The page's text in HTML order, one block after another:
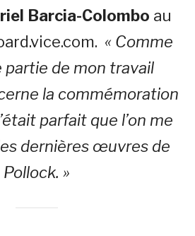
Barcia-Colombo au
« Comme
partie de mon travail
la commémoration
parfait que l’on me
dernières œuvres de
Pollock. »